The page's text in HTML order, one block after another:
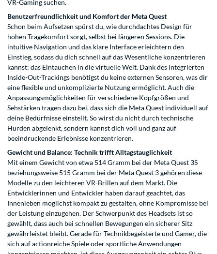
VR-Gaming suchen.
Benutzerfreundlichkeit und Komfort der Meta Quest
Schon beim Aufsetzen spürst du, wie durchdachtes Design für
hohen Tragekomfort sorgt, selbst bei längeren Sessions. Die
intuitive Navigation und das klare Interface erleichtern den
Einstieg, sodass du dich schnell auf das Wesentliche konzentrieren
kannst: das Eintauchen in die virtuelle Welt. Dank des integrierten
Inside-Out-Trackings benötigst du keine externen Sensoren, was dir
eine flexible und unkomplizierte Nutzung ermöglicht. Auch die
Anpassungsmöglichkeiten für verschiedene Kopfgrößen und
Sehstärken tragen dazu bei, dass sich die Meta Quest individuell auf
deine Bedürfnisse einstellt. So wirst du nicht durch technische
Hürden abgelenkt, sondern kannst dich voll und ganz auf
beeindruckende Erlebnisse konzentrieren.
Gewicht und Balance: Technik trifft Alltagstauglichkeit
Mit einem Gewicht von etwa 514 Gramm bei der Meta Quest 3S
beziehungsweise 515 Gramm bei der Meta Quest 3 gehören diese
Modelle zu den leichteren VR-Brillen auf dem Markt. Die
Entwicklerinnen und Entwickler haben darauf geachtet, das
Innenleben möglichst kompakt zu gestalten, ohne Kompromisse bei
der Leistung einzugehen. Der Schwerpunkt des Headsets ist so
gewählt, dass auch bei schnellen Bewegungen ein sicherer Sitz
gewährleistet bleibt. Gerade für Technikbegeisterte und Gamer, die
sich auf actionreiche Spiele oder sportliche Anwendungen